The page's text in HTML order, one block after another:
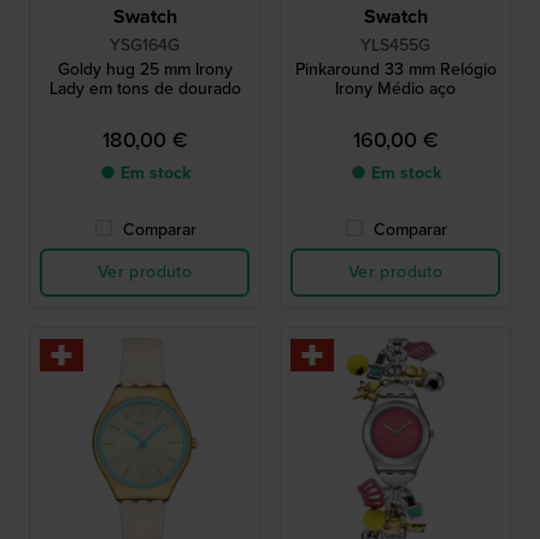
Swatch
YSG164G
Goldy hug 25 mm Irony
Lady em tons de dourado
180,00 €
● Em stock
Comparar
Ver produto
Swatch
YLS455G
Pinkaround 33 mm Relógio
Irony Médio aço
160,00 €
● Em stock
Comparar
Ver produto